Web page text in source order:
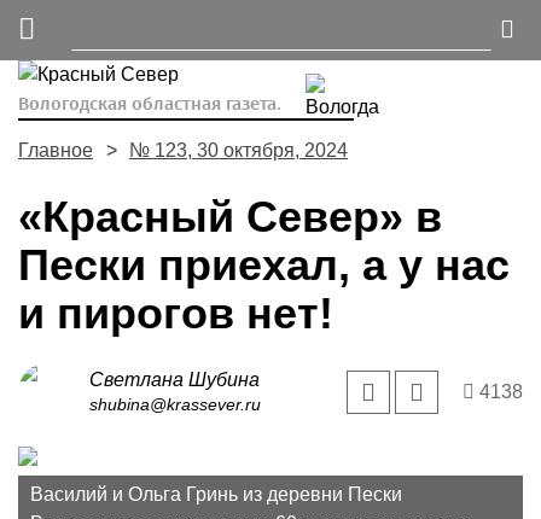
Вологодская областная газета.
Главное № 123, 30 октября, 2024
«Красный Север» в
Пески приехал, а у нас
и пирогов нет!
Светлана Шубина
shubina@krassever.ru
4138
Василий и Ольга Гринь из деревни Пески